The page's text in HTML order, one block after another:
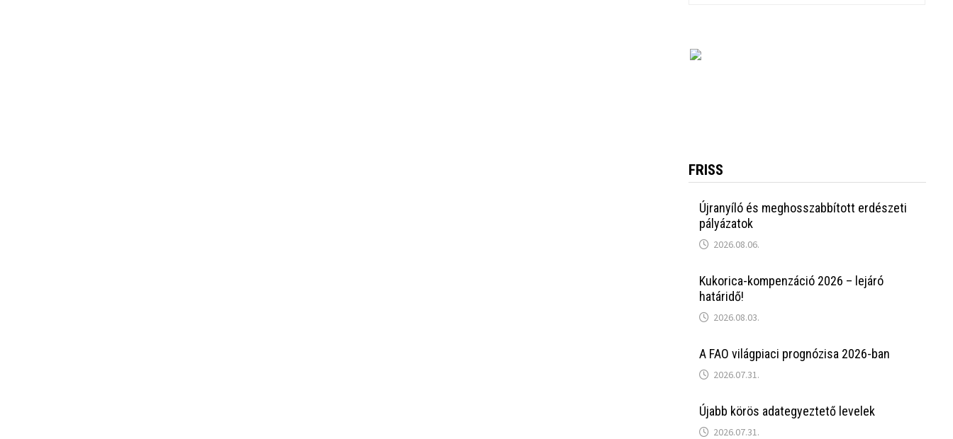
FRISS
Újranyíló és meghosszabbított erdészeti
pályázatok
2026.08.06.
Kukorica-kompenzáció 2026 – lejáró
határidő!
2026.08.03.
A FAO világpiaci prognózisa 2026-ban
2026.07.31.
Újabb körös adategyeztető levelek
2026.07.31.